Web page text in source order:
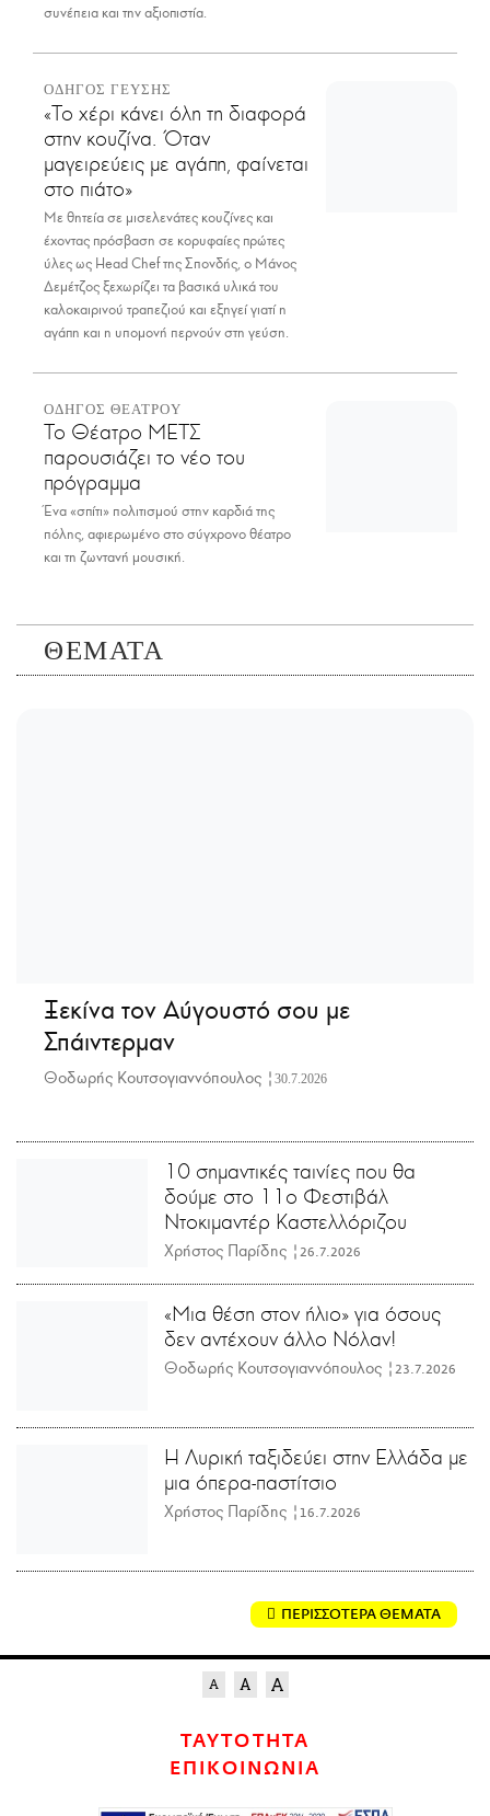
συνέπεια και την αξιοπιστία.
ΟΔΗΓΟΣ ΓΕΥΣΗΣ
«Το χέρι κάνει όλη τη διαφορά
στην κουζίνα. Όταν
μαγειρεύεις με αγάπη, φαίνεται
στο πιάτο»
Με θητεία σε μισελενάτες κουζίνες και
έχοντας πρόσβαση σε κορυφαίες πρώτες
ύλες ως Head Chef της Σπονδής, ο Μάνος
Δεμέτζος ξεχωρίζει τα βασικά υλικά του
καλοκαιρινού τραπεζιού και εξηγεί γιατί η
αγάπη και η υπομονή περνούν στη γεύση.
ΟΔΗΓΟΣ ΘΕΑΤΡΟΥ
Το Θέατρο ΜΕΤΣ
παρουσιάζει το νέο του
πρόγραμμα
Ένα «σπίτι» πολιτισμού στην καρδιά της
πόλης, αφιερωμένο στο σύγχρονο θέατρο
και τη ζωντανή μουσική.
ΘΕΜΑΤΑ
Ξεκίνα τον Αύγουστό σου με
Σπάιντερμαν
Θοδωρής Κουτσογιαννόπουλος | 30.7.2026
10 σημαντικές ταινίες που θα
δούμε στο 11ο Φεστιβάλ
Ντοκιμαντέρ Καστελλόριζου
Χρήστος Παρίδης | 26.7.2026
«Μια θέση στον ήλιο» για όσους
δεν αντέχουν άλλο Νόλαν!
Θοδωρής Κουτσογιαννόπουλος | 23.7.2026
Η Λυρική ταξιδεύει στην Ελλάδα με
μια όπερα-παστίτσιο
Χρήστος Παρίδης | 16.7.2026
ΠΕΡΙΣΣΟΤΕΡΑ ΘΕΜΑΤΑ
ΤΑΥΤΟΤΗΤΑ
ΕΠΙΚΟΙΝΩΝΙΑ